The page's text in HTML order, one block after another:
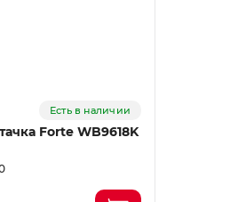
Есть в наличии
Forte WB9618K